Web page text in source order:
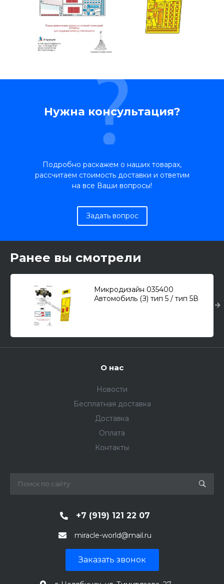
Нужна консультация?
Подробно раскажем о наших товарах,
рассчитаем стоимость доставки и ответим
на все Ваши вопросы!
Задать вопрос
Ранее вы смотрели
Микродизайн 035400
Автомобиль (З) тип 5 / тип 5В
О нас
Новости
Бесплатная доставка
Доставка
Оплата
Контакты
+7 (919) 121 22 07
miracle-world@mail.ru
Заказать звонок